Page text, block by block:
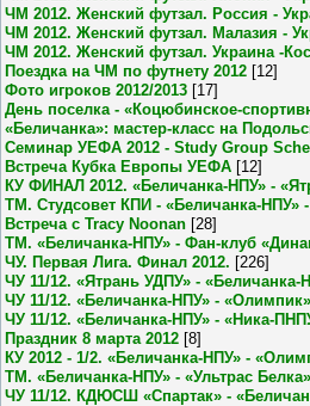
ЧМ 2012. Женский футзал. Россия -
ЧМ 2012. Женский футзал. Малазия -
ЧМ 2012. Женский футзал. Украина -
Поездка на ЧМ по футнету 2012 [12]
Фото игроков 2012/2013 [17]
День поселка - «Коцюбинское-
«Беличанка»: мастер-класс на
Семинар УЕФА 2012 - Study Group
Встреча Кубка Европы УЕФА [12]
КУ ФИНАЛ 2012. «Беличанка-НПУ» -
ТМ. Студсовет КПИ - «Беличанка-НПУ»
Встреча с Tracy Noonan [28]
ТМ. «Беличанка-НПУ» - Фан-клуб
ЧУ. Первая Лига. Финал 2012. [226]
ЧУ 11/12. «Ятрань УДПУ» - «Беличанка-
ЧУ 11/12. «Беличанка-НПУ» -
ЧУ 11/12. «Беличанка-НПУ» - «Ника-
Праздник 8 марта 2012 [8]
КУ 2012 - 1/2. «Беличанка-НПУ» -
ТМ. «Беличанка-НПУ» - «Ультрас
ЧУ 11/12. КДЮСШ «Спартак» -